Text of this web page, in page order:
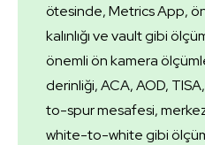
ötesinde, Metrics App,
kalınlığı ve vault gibi
önemli ön kamera
derinliği, ACA, AOD,
to-spur mesafesi, merkezi
white-to-white gibi